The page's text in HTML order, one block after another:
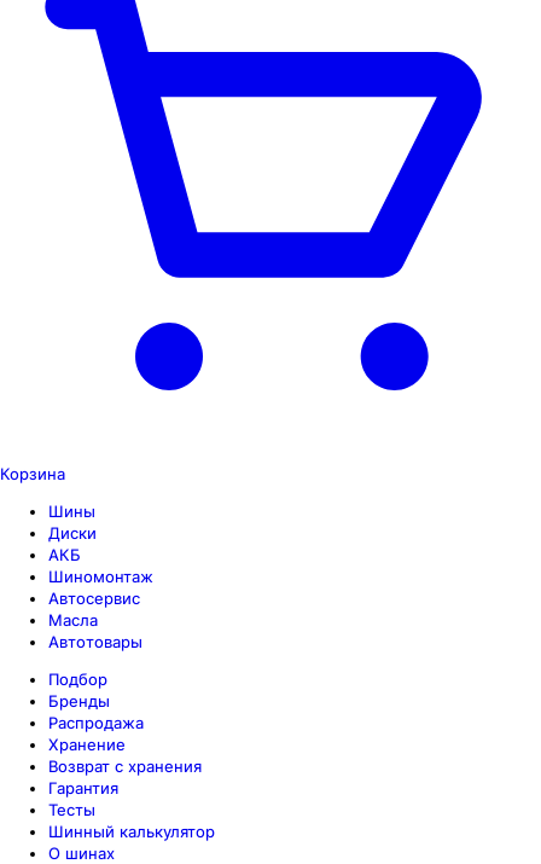
Корзина
Шины
Диски
АКБ
Шиномонтаж
Автосервис
Масла
Автотовары
Подбор
Бренды
Распродажа
Хранение
Возврат с хранения
Гарантия
Тесты
Шинный калькулятор
О шинах